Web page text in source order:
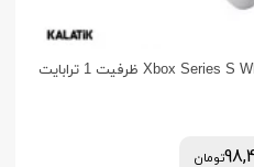
تومان